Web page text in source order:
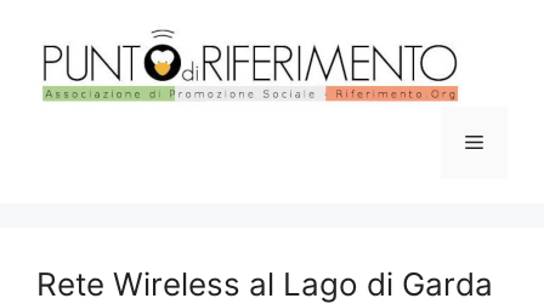
contenuto
Menu
Rete Wireless al Lago di Garda